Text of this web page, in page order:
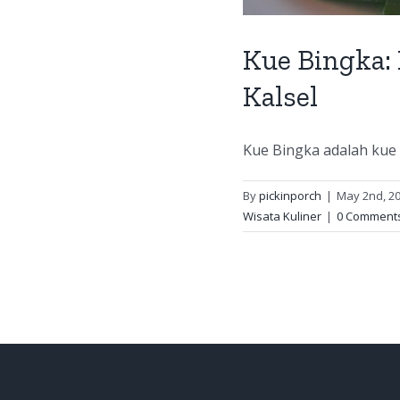
Kue
Kalsel
Kue Bingka adalah
Bypickinporch | May 2nd,
Wisata Kuliner | 0